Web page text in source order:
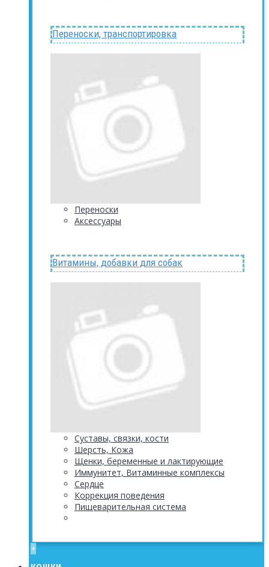
Переноски, транспортировка
Переноски
Аксессуары
Витамины, добавки для собак
Суставы, связки, кости
Шерсть, Кожа
Щенки, беременные и лактирующие
Иммунитет, Витаминные комплексы
Сердце
Коррекция поведения
Пищеварительная система
+